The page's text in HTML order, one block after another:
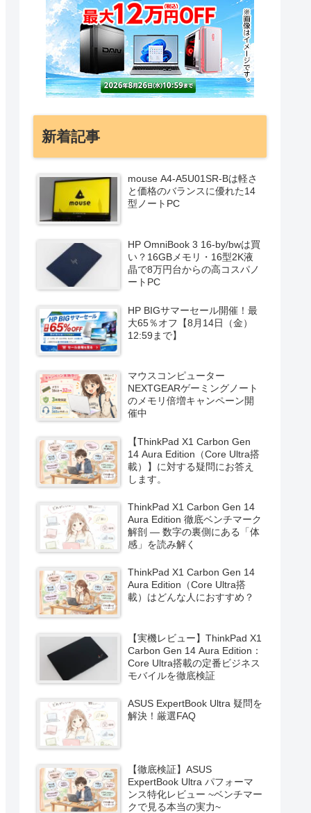
新着記事
mouse A4-A5U01SR-Bは軽さ
と価格のバランスに優れた14
型ノートPC
HP OmniBook 3 16-by/bwは買
い？16GBメモリ・16型2K液
晶で8万円台からの高コスパノ
ートPC
HP BIGサマーセール開催！最
大65％オフ【8月14日（金）
12:59まで】
マウスコンピューター
NEXTGEARゲーミングノート
のメモリ倍増キャンペーン開
催中
【ThinkPad X1 Carbon Gen
14 Aura Edition（Core Ultra搭
載）】に対する疑問にお答え
します。
ThinkPad X1 Carbon Gen 14
Aura Edition 徹底ベンチマーク
解剖 ― 数字の裏側にある「体
感」を読み解く
ThinkPad X1 Carbon Gen 14
Aura Edition（Core Ultra搭
載）はどんな人におすすめ？
【実機レビュー】ThinkPad X1
Carbon Gen 14 Aura Edition：
Core Ultra搭載の定番ビジネス
モバイルを徹底検証
ASUS ExpertBook Ultra 疑問を
解決！厳選FAQ
【徹底検証】ASUS
ExpertBook Ultra パフォーマ
ンス特化レビュー ~ベンチマー
クで見る本当の実力~